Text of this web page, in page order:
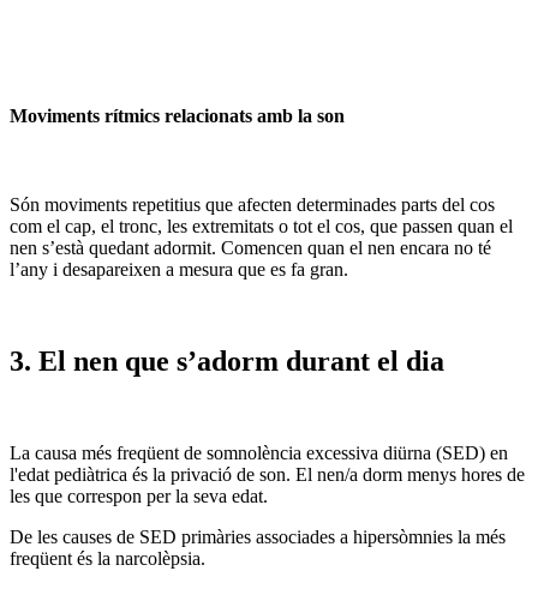
Moviments rítmics relacionats amb la son
Són moviments repetitius que afecten determinades parts del cos
com el cap, el tronc, les extremitats o tot el cos, que passen quan el
nen s’està quedant adormit. Comencen quan el nen encara no té
l’any i desapareixen a mesura que es fa gran.
3. El nen que s’adorm durant el dia
La causa més freqüent de somnolència excessiva diürna (SED) en
l'edat pediàtrica és la privació de son. El nen/a dorm menys hores de
les que correspon per la seva edat.
De les causes de SED primàries associades a hipersòmnies la més
freqüent és la narcolèpsia.